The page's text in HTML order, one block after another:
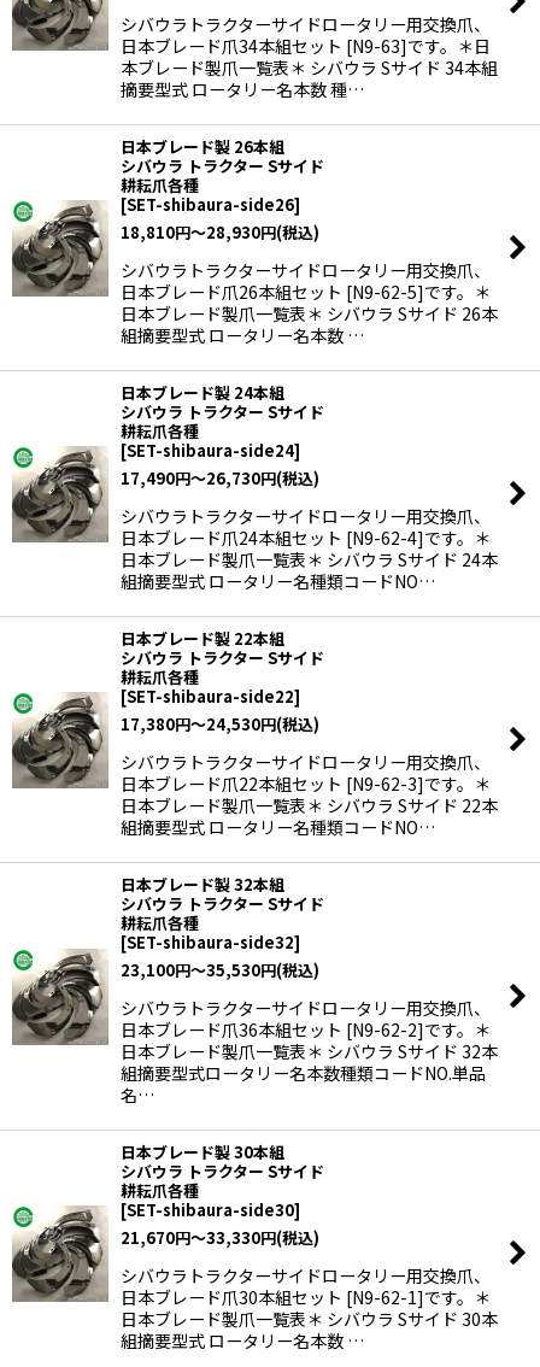
シバウラトラクターサイドロータリー用交換爪、
日本ブレード爪34本組セット [N9-63]です。＊日
本ブレード製爪一覧表＊ シバウラ Sサイド 34本組
摘要型式 ロータリー名本数 種…
日本ブレード製 26本組
シバウラ トラクター Sサイド
耕耘爪各種
[SET-shibaura-side26]
18,810円～28,930円(税込)
シバウラトラクターサイドロータリー用交換爪、
日本ブレード爪26本組セット [N9-62-5]です。＊
日本ブレード製爪一覧表＊ シバウラ Sサイド 26本
組摘要型式 ロータリー名本数 …
日本ブレード製 24本組
シバウラ トラクター Sサイド
耕耘爪各種
[SET-shibaura-side24]
17,490円～26,730円(税込)
シバウラトラクターサイドロータリー用交換爪、
日本ブレード爪24本組セット [N9-62-4]です。＊
日本ブレード製爪一覧表＊ シバウラ Sサイド 24本
組摘要型式 ロータリー名種類コードNO…
日本ブレード製 22本組
シバウラ トラクター Sサイド
耕耘爪各種
[SET-shibaura-side22]
17,380円～24,530円(税込)
シバウラトラクターサイドロータリー用交換爪、
日本ブレード爪22本組セット [N9-62-3]です。＊
日本ブレード製爪一覧表＊ シバウラ Sサイド 22本
組摘要型式 ロータリー名種類コードNO…
日本ブレード製 32本組
シバウラ トラクター Sサイド
耕耘爪各種
[SET-shibaura-side32]
23,100円～35,530円(税込)
シバウラトラクターサイドロータリー用交換爪、
日本ブレード爪36本組セット [N9-62-2]です。＊
日本ブレード製爪一覧表＊ シバウラ Sサイド 32本
組摘要型式ロータリー名本数種類コードNO.単品
名…
日本ブレード製 30本組
シバウラ トラクター Sサイド
耕耘爪各種
[SET-shibaura-side30]
21,670円～33,330円(税込)
シバウラトラクターサイドロータリー用交換爪、
日本ブレード爪30本組セット [N9-62-1]です。＊
日本ブレード製爪一覧表＊ シバウラ Sサイド 30本
組摘要型式 ロータリー名本数 …